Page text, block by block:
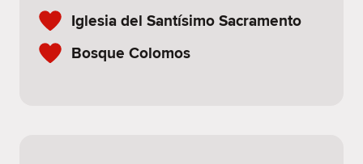
Iglesia del Santísimo Sacramento
Bosque Colomos